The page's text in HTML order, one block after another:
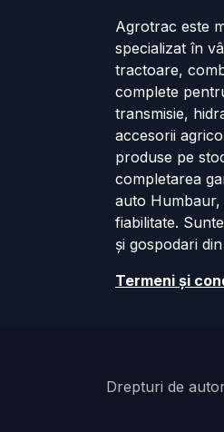
Agrotrac este
specializat în
tractoare,
complete
transmisie,
accesorii
produse pe
completarea
auto
fiabilitate.
și gospodari
Termeni și
Drepturi de